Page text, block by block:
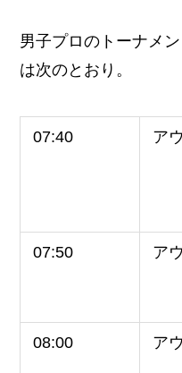
男子プロのトーナメ
は次のとおり。
07:40 ア
07:50 ア
08:00 ア